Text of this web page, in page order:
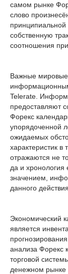
самом рынке
слово
принципиальной
собственную
соотношения
Важные мировые
Telerate.
предоставляют
Форекс
упорядоченной
ожидаемых
характеристик в
отражаются не
да и
значением,
данного
Экономический
является
анализа Форекс
торговой
денежном рынке